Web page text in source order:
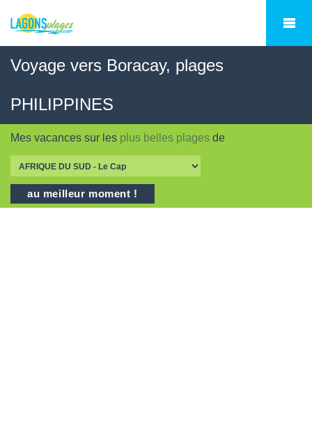
Voyage vers Boracay, plages
PHILIPPINES
Mes vacances sur les plus belles plages de
au meilleur moment !